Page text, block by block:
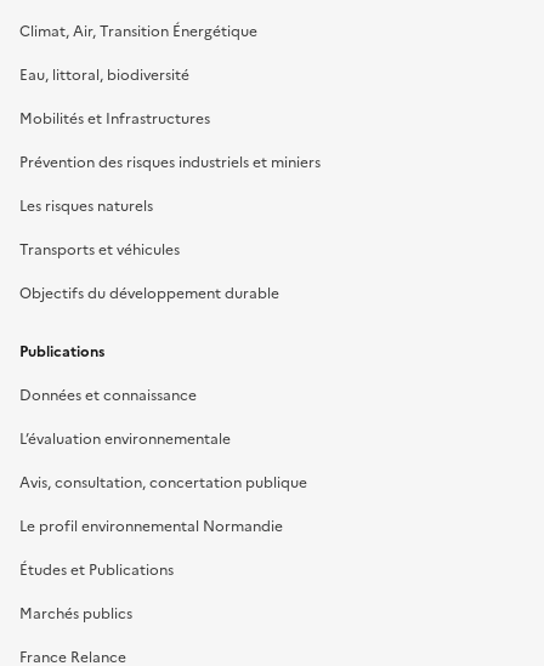
Climat, Air, Transition Énergétique
Eau, littoral, biodiversité
Mobilités et Infrastructures
Prévention des risques industriels et miniers
Les risques naturels
Transports et véhicules
Objectifs du développement durable
Publications
Données et connaissance
L’évaluation environnementale
Avis, consultation, concertation publique
Le profil environnemental Normandie
Études et Publications
Marchés publics
France Relance